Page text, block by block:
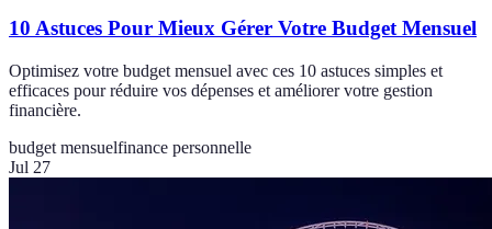
10 Astuces Pour Mieux Gérer Votre Budget Mensuel
Optimisez votre budget mensuel avec ces 10 astuces simples et
efficaces pour réduire vos dépenses et améliorer votre gestion
financière.
budget mensuelfinance personnelle
Jul 27